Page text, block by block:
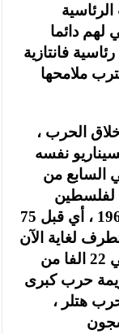
لهم دائما
فانتازية
ملامحها
الحرب ،
نفسه
السابع من
لفلسطين
والأراضي العربية منذ عامي 1948 و1967 ، أي قبل 75
لغاية الآن
ومع قدوم العام الجديد بسقوط حوالي 22 الفا من
حرب كبرى
هتلر ،